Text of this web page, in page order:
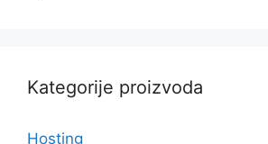
Kategorije proizvoda
Hosting